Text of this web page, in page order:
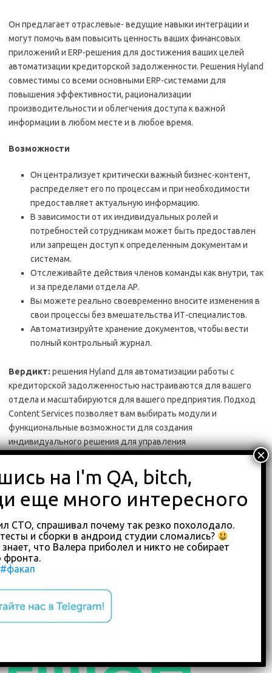
Он предлагает отраслевые- ведущие навыки интеграции и
могут помочь вам повысить ценность ваших финансовых
приложений и ERP-решения для достижения ваших целей
автоматизации кредиторской задолженности. Решения Hyland
совместимы со всеми основными ERP-системами для
повышения эффективности, рационализации
производительности и облегчения доступа к важной
информации в любом месте и в любое время.
Возможности
Он централизует критически важный бизнес-контент,
распределяет его по процессам и при необходимости
предоставляет актуальную информацию.
В зависимости от их индивидуальных ролей и
потребностей сотрудникам может быть предоставлен
или запрещен доступ к определенным документам и
системам.
Отслеживайте действия членов команды как внутри, так
и за пределами отдела AP.
Вы можете реально своевременно вносите изменения в
свои процессы без вмешательства ИТ-специалистов.
Автоматизируйте хранение документов, чтобы вести
полный контрольный журнал.
Вердикт: решения Hyland для автоматизации работы с
кредиторской задолженностью настраиваются для вашего
отдела и масштабируются для вашего предприятия. Подход
Content Services позволяет вам выбирать модули и
функциональные возможности для создания
индивидуального решения для управления
документооборотом с кредиторской задолженностью для
вашего бизнеса. После того как вы автоматизировали свой
отдел AP, вы можете расширить наши решения для других
отделов с большим объемом контента, таких как
юридический отдел, отдел кадров и юридический отдел.
Цены:Свяжитесь с ними, чтобы узнать цену.
Лучший выбордля тех, кому нужен автоматизированный
процесс для решения проблем с точкой доступа.
СТО, спрашивал почему так резко похолодало.
и сборки в андроид студии сломались?
что Валера приболел и никто не собирает
фронта.
#факап